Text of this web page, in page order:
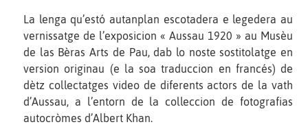
La lenga qu’estó autanplan escotadera e legedera au
vernissatge de l’exposicion « Aussau 1920 » au Musèu
de las Bèras Arts de Pau, dab lo noste sostitolatge en
version originau (e la soa traduccion en francés) de
dètz collectatges video de diferents actors de la vath
d’Aussau, a l’entorn de la colleccion de fotografias
autocròmes d’Albert Khan.